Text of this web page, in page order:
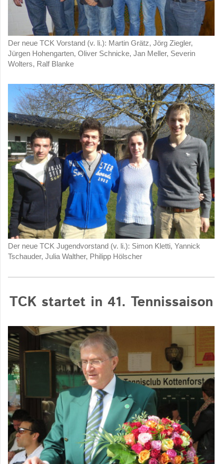
Der neue TCK Vorstand (v. li.): Martin Grätz, Jörg Ziegler,
Jürgen Hohengarten, Oliver Schnicke, Jan Meller, Severin
Wolters, Ralf Blanke
Der neue TCK Jugendvorstand (v. li.): Simon Kletti, Yannick
Tschauder, Julia Walther, Philipp Hölscher
TCK startet in 41. Tennissaison